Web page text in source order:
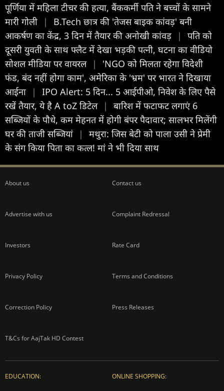
पूर्णिया में महिला टीचर की हत्या, बैंककर्मी पति ने बच्चों के सामने
मारी गोली
|
B.Tech छात्र की 'तेजस बाइक कांवड़' बनी
आकर्षण का केंद्र, 3 दिन में तैयार की अनोखी कांवड़
|
पति को
दूसरी युवती के साथ फ्लैट में देखा भड़की पत्नी, घटना का वीडियो
सोशल मीडिया पर वायरल |
'NGO को मिलता रहेगा विदेशी
फंड, बंद नहीं होगा काम', अमेरिका के 'भ्रम' पर भारत ने दिखाया
आईना
|
IPO Alert: 5 दिन... 5 आईपीओ, निवेश के लिए पैसे
रखें तैयार, ये है A toZ डिटेल |
बारिश में फटाफट लगाएं 6
सब्जियों के पौधे, कम मेहनत में होगी बंपर पैदावार; सालभर मिलेंगी
घर की ताजी सब्जियां
|
मथुरा: जिस बेटी को पाला उसी ने प्रेमी
के संग किया पिता का कत्ल! मां ने भी दिया साथ
About us Contact us
Advertise with us Complaint Redressal
Investors Rate Card
Privacy Policy Terms and Conditions
Correction Policy Press Releases
T&Cs for AajTak HD Contest
EDUCATION: ONLINE SHOPPING: